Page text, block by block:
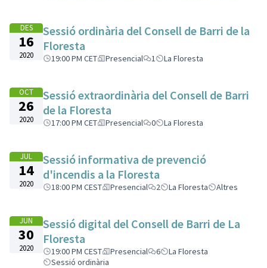
DES
16
2020
Sessió ordinària del Consell de Barri de la
Floresta
19:00 PM CET Presencial 1 La Floresta
OCT
26
2020
Sessió extraordinària del Consell de Barri
de la Floresta
17:00 PM CET Presencial 0 La Floresta
JUL
14
2020
Sessió informativa de prevenció
d'incendis a la Floresta
18:00 PM CEST Presencial 2 La Floresta Altres
JUN
30
2020
Sessió digital del Consell de Barri de La
Floresta
19:00 PM CEST Presencial 6
La Floresta
Sessió ordinària